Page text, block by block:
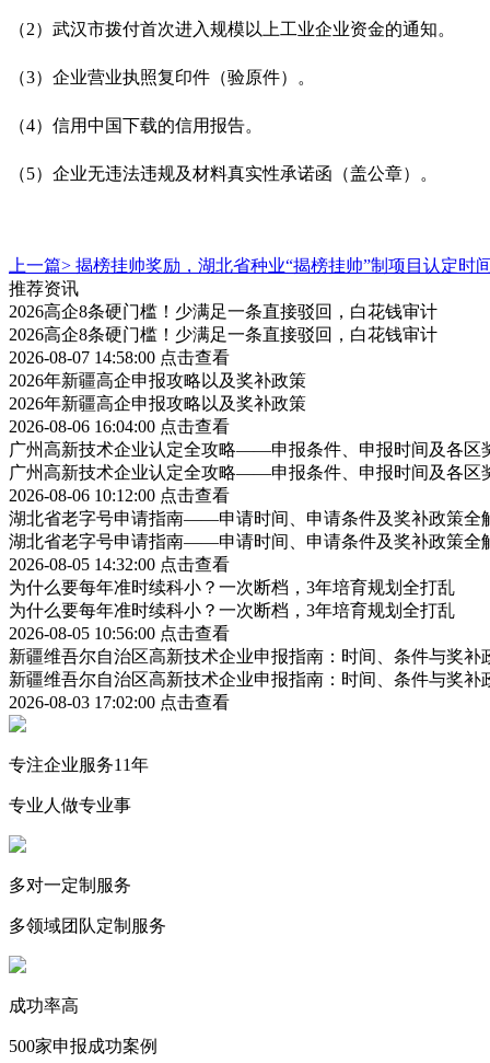
（2）武汉市拨付首次进入规模以上工业企业资金的通知。
（3）企业营业执照复印件（验原件）。
（4）信用中国下载的信用报告。
（5）企业无违法违规及材料真实性承诺函（盖公章）。
上一篇> 揭榜挂帅奖励，湖北省种业“揭榜挂帅”制项目认定时
推荐资讯
2026高企8条硬门槛！少满足一条直接驳回，白花钱审计
2026高企8条硬门槛！少满足一条直接驳回，白花钱审计
2026-08-07 14:58:00 点击查看
2026年新疆高企申报攻略以及奖补政策
2026年新疆高企申报攻略以及奖补政策
2026-08-06 16:04:00 点击查看
广州高新技术企业认定全攻略——申报条件、申报时间及各区
广州高新技术企业认定全攻略——申报条件、申报时间及各区
2026-08-06 10:12:00 点击查看
湖北省老字号申请指南——申请时间、申请条件及奖补政策全
湖北省老字号申请指南——申请时间、申请条件及奖补政策全
2026-08-05 14:32:00 点击查看
为什么要每年准时续科小？一次断档，3年培育规划全打乱
为什么要每年准时续科小？一次断档，3年培育规划全打乱
2026-08-05 10:56:00 点击查看
新疆维吾尔自治区高新技术企业申报指南：时间、条件与奖补
新疆维吾尔自治区高新技术企业申报指南：时间、条件与奖补
2026-08-03 17:02:00 点击查看
专注企业服务11年
专业人做专业事
多对一定制服务
多领域团队定制服务
成功率高
500家申报成功案例